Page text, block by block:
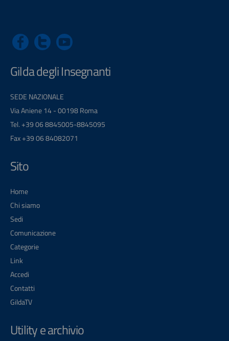
Gilda degli Insegnanti
SEDE NAZIONALE
Via Aniene 14 - 00198 Roma
Tel. +39 06 8845005-8845095
Fax +39 06 84082071
Sito
Home
Chi siamo
Sedi
Comunicazione
Categorie
Link
Accedi
Contatti
GildaTV
Utility e archivio